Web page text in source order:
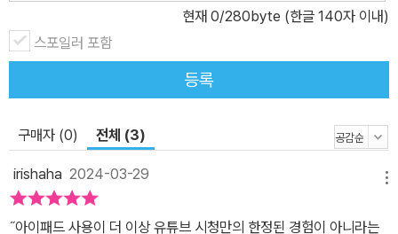
천 설정을 배워 보세요. 특히 배경화면, 위젯 등을 설정하면 나만의 아
이패드에 좀 더 애정이 갈 거예요. 매일 쓰는 아이패드인 만큼 환경 설
정도 중요하겠죠? 쓸데없이 소모되는 배터리를 아끼는 방법과 검색
만 했다 하면 나타나는 사파리의 광고를 없애는 방법까지! 어딘가 모
합니다. 이전 OS부터 최신 업데이트 OS까지, 업데이트별로 해볼 수
소개하는 쾌적한 아이패드 환경 설정을 통해 아이패드를 빠르게 마스
터해 보세요. 굿노트, 프로크리에이트, 루마퓨전 등 톡써니 선정! 아이
현재 0/280byte (한글 140자 이내)
스포일러 포함
등록
구매자 (0) 전체 (3)
irishaha 2024-03-29
˝아이패드 사용이 더 이상 유튜브 시청만의 한정된 경험이 아니라는